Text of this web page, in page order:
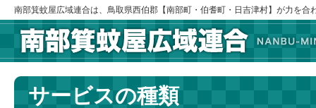
南部箕蚊屋広域連合は、鳥取県西伯郡【南部町・伯耆町・日吉津村】が力を合
サービスの種類